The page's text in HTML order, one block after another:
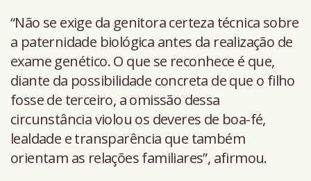
“Não se exige da genitora certeza técnica sobre
a paternidade biológica antes da realização de
exame genético. O que se reconhece é que,
diante da possibilidade concreta de que o filho
fosse de terceiro, a omissão dessa
circunstância violou os deveres de boa-fé,
lealdade e transparência que também
orientam as relações familiares”, afirmou.